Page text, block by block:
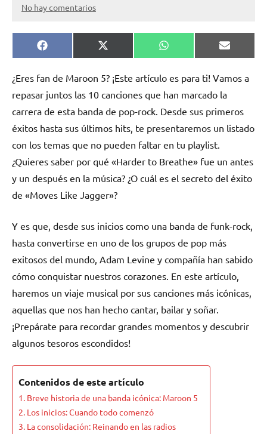
No hay comentarios
Compartir
en
Facebook
Compartir
en
X
(Twitter)
Compartir
en
WhatsApp
en
Email
¿Eres fan de Maroon 5? ¡Este artículo es para ti! Vamos a
repasar juntos las 10 canciones que han marcado la
carrera de esta banda de pop-rock. Desde sus primeros
éxitos hasta sus últimos hits, te presentaremos un listado
con los temas que no pueden faltar en tu playlist.
¿Quieres saber por qué «Harder to Breathe» fue un antes
y un después en la música? ¿O cuál es el secreto del éxito
de «Moves Like Jagger»?
Y es que, desde sus inicios como una banda de funk-rock,
hasta convertirse en uno de los grupos de pop más
exitosos del mundo, Adam Levine y compañía han sabido
cómo conquistar nuestros corazones. En este artículo,
haremos un viaje musical por sus canciones más icónicas,
aquellas que nos han hecho cantar, bailar y soñar.
¡Prepárate para recordar grandes momentos y descubrir
algunos tesoros escondidos!
Contenidos de este artículo
Breve historia de una banda icónica: Maroon 5
Los inicios: Cuando todo comenzó
La consolidación: Reinando en las radios